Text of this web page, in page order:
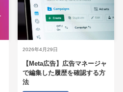
【Meta広告】広告マネージャ
で編集した履歴を確認する方
法
2026年4月29日